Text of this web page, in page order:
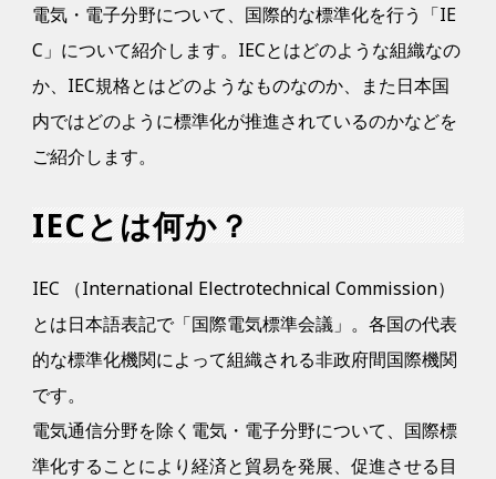
電気・電子分野について、国際的な標準化を行う「IE
C」について紹介します。IECとはどのような組織なの
か、IEC規格とはどのようなものなのか、また日本国
内ではどのように標準化が推進されているのかなどを
ご紹介します。
IECとは何か？
IEC （International Electrotechnical Commission）
とは日本語表記で「国際電気標準会議」。各国の代表
的な標準化機関によって組織される非政府間国際機関
です。
電気通信分野を除く電気・電子分野について、国際標
準化することにより経済と貿易を発展、促進させる目